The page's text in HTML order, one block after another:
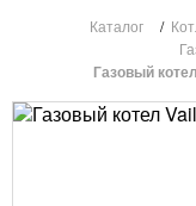
Каталог /
Газовый